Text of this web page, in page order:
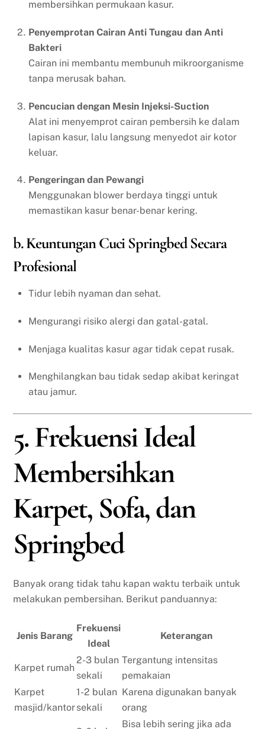
membersihkan permukaan kasur.
Penyemprotan Cairan Anti Tungau dan Anti
Bakteri
Cairan ini membantu membunuh mikroorganisme
tanpa merusak bahan.
Pencucian dengan Mesin Injeksi-Suction
Alat ini menyemprot cairan pembersih ke dalam
lapisan kasur, lalu langsung menyedot air kotor
keluar.
Pengeringan dan Pewangi
Menggunakan blower berdaya tinggi untuk
memastikan kasur benar-benar kering.
b. Keuntungan Cuci Springbed Secara
Profesional
Tidur lebih nyaman dan sehat.
Mengurangi risiko alergi dan gatal-gatal.
Menjaga kualitas kasur agar tidak cepat rusak.
Menghilangkan bau tidak sedap akibat keringat
atau jamur.
5. Frekuensi Ideal
Membersihkan
Karpet, Sofa, dan
Springbed
Banyak orang tidak tahu kapan waktu terbaik untuk
melakukan pembersihan. Berikut panduannya:
Jenis Barang
Frekuensi
Ideal
Keterangan
Karpet rumah
2-3 bulan
sekali
Tergantung intensitas
pemakaian
Karpet
masjid/kantor
1-2 bulan
sekali
Karena digunakan banyak
orang
Bisa lebih sering jika ada